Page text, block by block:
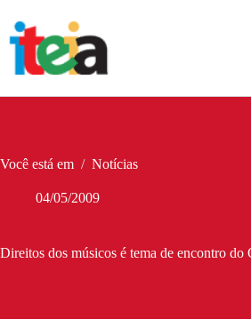
para
conteúdo
Você está em / Notícias
04/05/2009
Direitos dos músicos é tema de encontro